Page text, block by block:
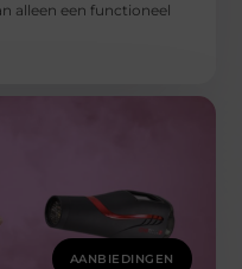
alleen een functioneel
AANBIEDINGEN